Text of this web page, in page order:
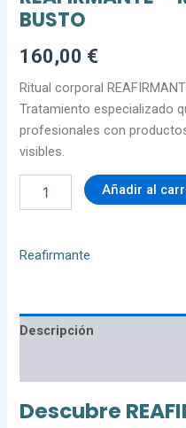
BUSTO
160,00 €
Ritual corporal
Tratamiento especializado
profesionales con
visibles.
Añadir al
Reafirmante
Descripción
Descubre